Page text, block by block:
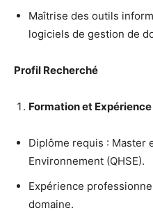
Maîtrise des outils
logiciels de gestion de
Profil Recherché
Formation et Expérience
Diplôme requis : Master
Environnement (QHSE).
Expérience
domaine.